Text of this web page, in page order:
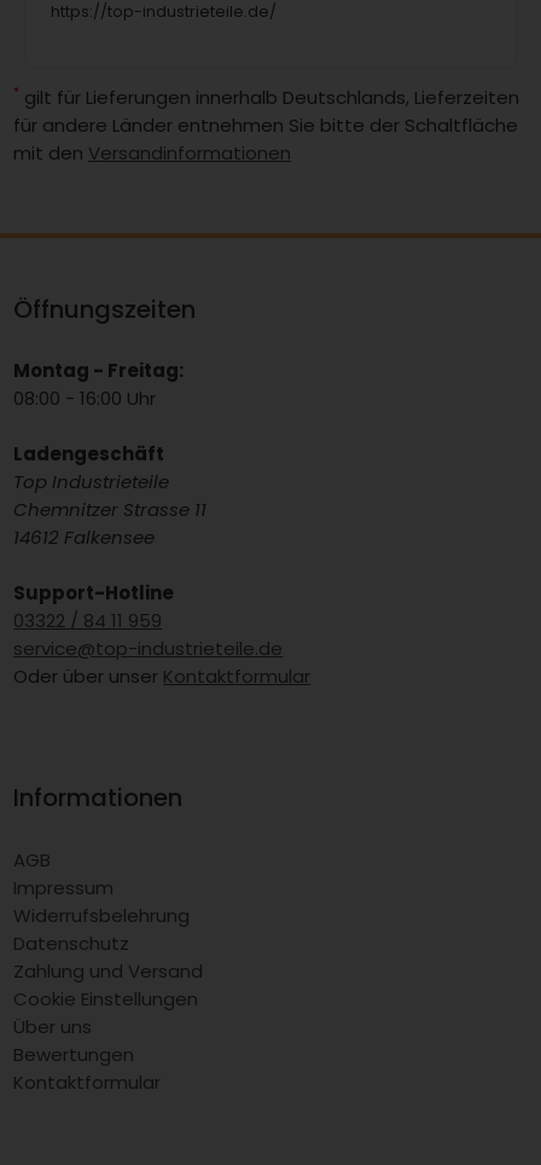
https://top-industrieteile.de/
* gilt für Lieferungen innerhalb Deutschlands, Lieferzeiten
für andere Länder entnehmen Sie bitte der Schaltfläche
mit den Versandinformationen
Öffnungszeiten
Montag - Freitag:
08:00 - 16:00 Uhr
Ladengeschäft
Top Industrieteile
Chemnitzer Strasse 11
14612 Falkensee
Support-Hotline
03322 / 84 11 959
service@top-industrieteile.de
Oder über unser Kontaktformular
Informationen
AGB
Impressum
Widerrufsbelehrung
Datenschutz
Zahlung und Versand
Cookie Einstellungen
Über uns
Bewertungen
Kontaktformular